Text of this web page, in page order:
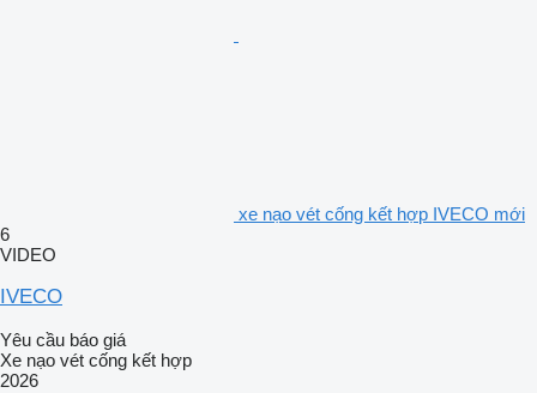
xe nạo vét cống kết hợp IVECO mới
6
VIDEO
IVECO
Yêu cầu báo giá
Xe nạo vét cống kết hợp
2026